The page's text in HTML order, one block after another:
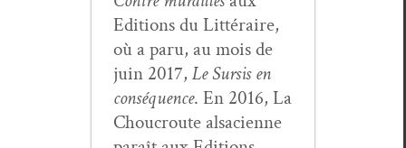
Edi­tions du Lit­téraire,
où a paru, au mois de
juin 2017, Le Sur­sis en
con­séquence. En 2016, La
Chou­croute alsa­ci­enne